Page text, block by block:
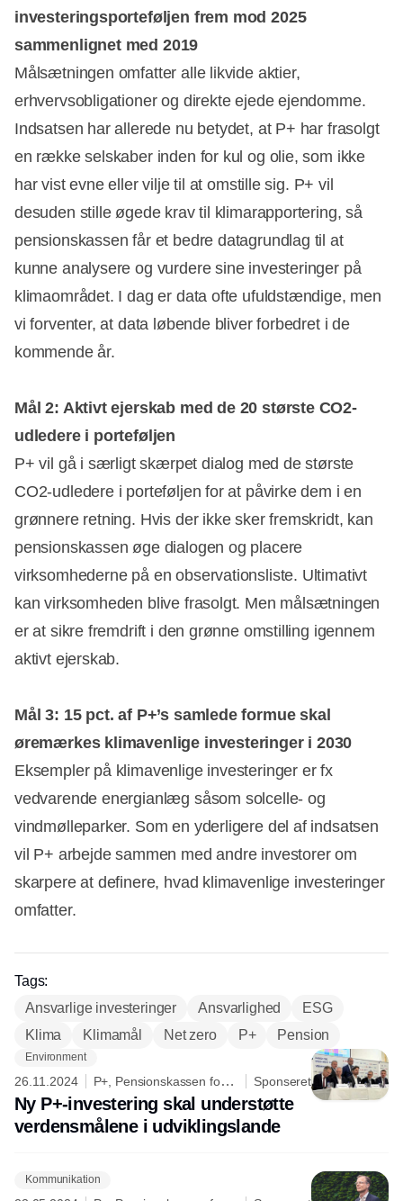
investeringsporteføljen frem mod 2025
sammenlignet med 2019
Målsætningen omfatter alle likvide aktier,
erhvervsobligationer og direkte ejede ejendomme.
Indsatsen har allerede nu betydet, at P+ har frasolgt
en række selskaber inden for kul og olie, som ikke
har vist evne eller vilje til at omstille sig. P+ vil
desuden stille øgede krav til klimarapportering, så
pensionskassen får et bedre datagrundlag til at
kunne analysere og vurdere sine investeringer på
klimaområdet. I dag er data ofte ufuldstændige, men
vi forventer, at data løbende bliver forbedret i de
kommende år.
Mål 2: Aktivt ejerskab med de 20 største CO2-
udledere i porteføljen
P+ vil gå i særligt skærpet dialog med de største
CO2-udledere i porteføljen for at påvirke dem i en
grønnere retning. Hvis der ikke sker fremskridt, kan
pensionskassen øge dialogen og placere
virksomhederne på en observationsliste. Ultimativt
kan virksomheden blive frasolgt. Men målsætningen
er at sikre fremdrift i den grønne omstilling igennem
aktivt ejerskab.
Mål 3: 15 pct. af P+’s samlede formue skal
øremærkes klimavenlige investeringer i 2030
Eksempler på klimavenlige investeringer er fx
vedvarende energianlæg såsom solcelle- og
vindmølleparker. Som en yderligere del af indsatsen
vil P+ arbejde sammen med andre investorer om
skarpere at definere, hvad klimavenlige investeringer
omfatter.
Tags:
Ansvarlige investeringer
Ansvarlighed
ESG
Klima
Klimamål Net zero P+ Pension
Environment
26.11.2024
P+, Pensionskassen for
Akademikere
Sponseret
Ny P+-investering skal understøtte
verdensmålene i udviklingslande
Kommunikation